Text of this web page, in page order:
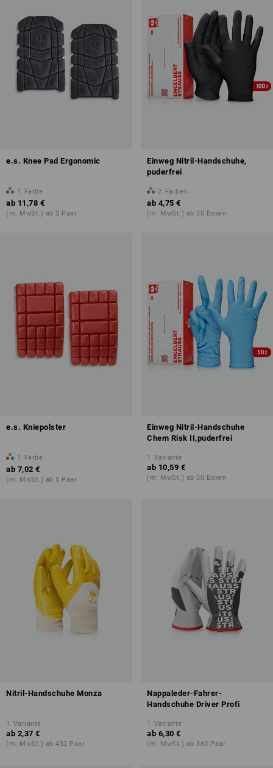
e.s. Knee Pad Ergonomic
1 Farbe
ab 11,78 €
(m. MwSt.) ab 3 Paar
Einweg Nitril-Handschuhe,
puderfrei
2 Farben
ab 4,75 €
(m. MwSt.) ab 30 Boxen
e.s. Kniepolster
1 Farbe
ab 7,02 €
(m. MwSt.) ab 5 Paar
Einweg Nitril-Handschuhe
Chem Risk II,puderfrei
1 Variante
ab 10,59 €
(m. MwSt.) ab 30 Boxen
Nitril-Handschuhe Monza
1 Variante
ab 2,37 €
(m. MwSt.) ab 432 Paar
Nappaleder-Fahrer-
Handschuhe Driver Profi
1 Variante
ab 6,30 €
(m. MwSt.) ab 360 Paar